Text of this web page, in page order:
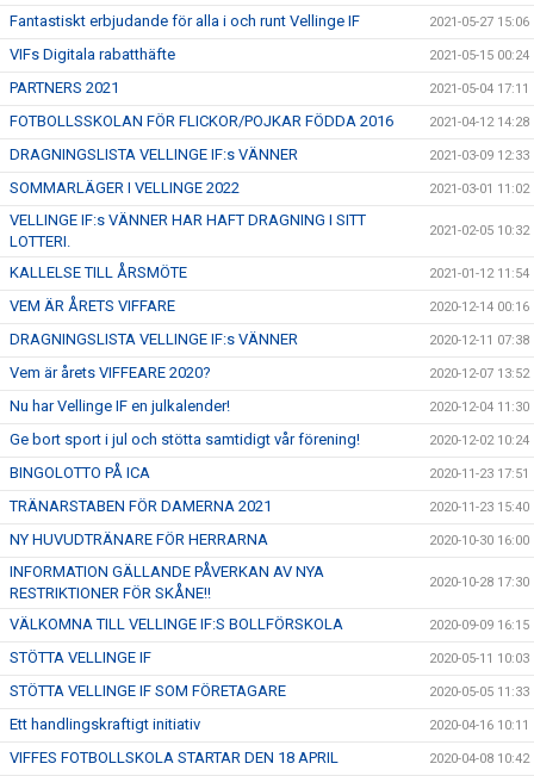
Fantastiskt erbjudande för alla i och runt Vellinge IF 2021-05-27 15:06
VIFs Digitala rabatthäfte 2021-05-15 00:24
PARTNERS 2021 2021-05-04 17:11
FOTBOLLSSKOLAN FÖR FLICKOR/POJKAR FÖDDA 2016 2021-04-12 14:28
DRAGNINGSLISTA VELLINGE IF:s VÄNNER 2021-03-09 12:33
SOMMARLÄGER I VELLINGE 2022 2021-03-01 11:02
VELLINGE IF:s VÄNNER HAR HAFT DRAGNING I SITT
LOTTERI.
2021-02-05 10:32
KALLELSE TILL ÅRSMÖTE 2021-01-12 11:54
VEM ÄR ÅRETS VIFFARE 2020-12-14 00:16
DRAGNINGSLISTA VELLINGE IF:s VÄNNER 2020-12-11 07:38
Vem är årets VIFFEARE 2020? 2020-12-07 13:52
Nu har Vellinge IF en julkalender! 2020-12-04 11:30
Ge bort sport i jul och stötta samtidigt vår förening! 2020-12-02 10:24
BINGOLOTTO PÅ ICA 2020-11-23 17:51
TRÄNARSTABEN FÖR DAMERNA 2021 2020-11-23 15:40
NY HUVUDTRÄNARE FÖR HERRARNA 2020-10-30 16:00
INFORMATION GÄLLANDE PÅVERKAN AV NYA
RESTRIKTIONER FÖR SKÅNE!!
2020-10-28 17:30
VÄLKOMNA TILL VELLINGE IF:S BOLLFÖRSKOLA 2020-09-09 16:15
STÖTTA VELLINGE IF 2020-05-11 10:03
STÖTTA VELLINGE IF SOM FÖRETAGARE 2020-05-05 11:33
Ett handlingskraftigt initiativ 2020-04-16 10:11
VIFFES FOTBOLLSKOLA STARTAR DEN 18 APRIL 2020-04-08 10:42